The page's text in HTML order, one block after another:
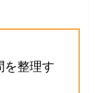
を整理す